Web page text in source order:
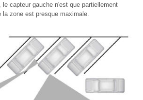
le capteur gauche n'est que partiellement
zone est presque maximale.